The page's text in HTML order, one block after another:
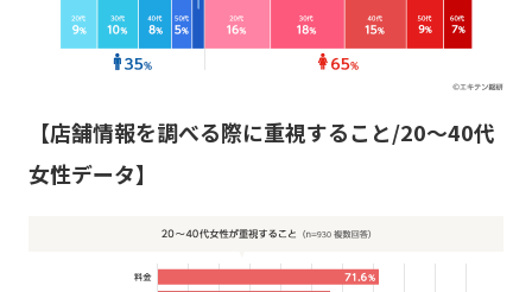
【店舗情報を調べる際に重視すること/20～40代
女性データ】